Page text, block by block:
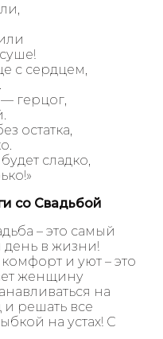
с сердцем,
герцог,
остатка,
сладко,
со Свадьбой
– это самый
в жизни!
и уют – это
женщину
на
и решать все
на устах! С